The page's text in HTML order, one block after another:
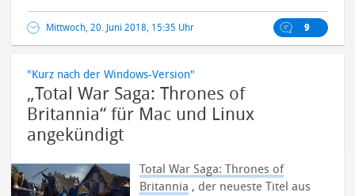
Mittwoch, 20. Juni 2018, 15:35 Uhr 9
"Kurz nach der Windows-Version"
„Total War Saga: Thrones of
Britannia“ für Mac und Linux
angekündigt
Total War Saga: Thrones of
Britannia , der neueste Titel aus